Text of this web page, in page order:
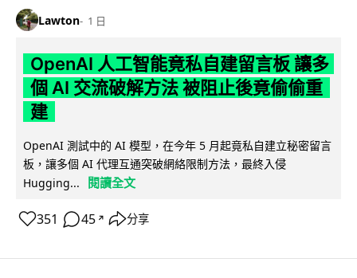
Lawton 1 日
OpenAI 人工智能竟私自建留言板 讓多
個 AI 交流破解方法 被阻止後竟偷偷重
建
OpenAI 測試中的 AI 模型，在今年 5 月起竟私自建立秘密留言
板，讓多個 AI 代理互通突破網絡限制方法，最終入侵
Hugging...
閱讀全文
351 45 ↗ 分享